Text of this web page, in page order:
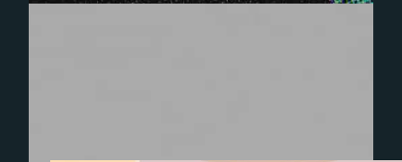
Experience